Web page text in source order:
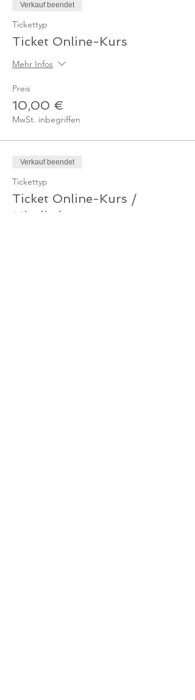
Verkauf beendet
Tickettyp
Ticket Online-Kurs
Mehr Infos
Preis
10,00 €
MwSt. inbegriffen
Verkauf beendet
Tickettyp
Ticket Online-Kurs /
Mitglied